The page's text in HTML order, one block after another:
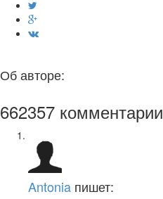
Об авторе:
662357 комментарии
Antonia пишет: